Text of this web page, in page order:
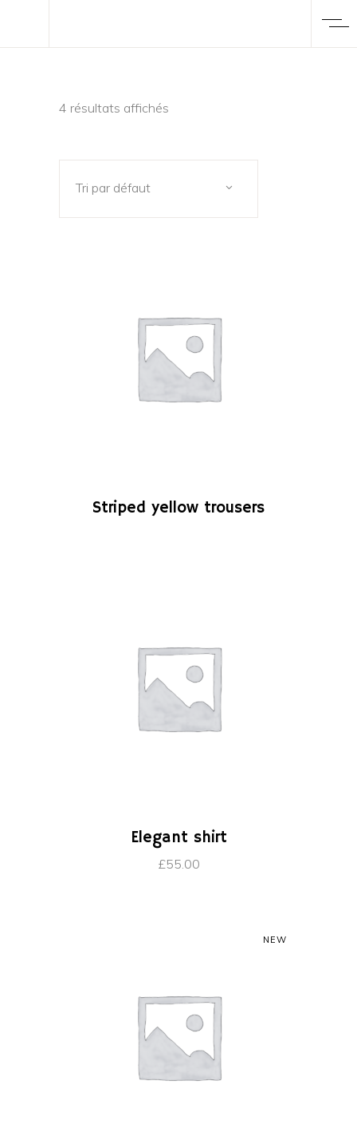
4 résultats affichés
Tri par défaut
Striped yellow trousers
Elegant shirt
£55.00
SALE
NEW